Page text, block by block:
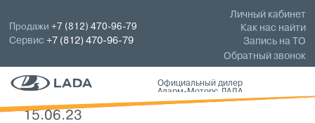
Личный кабинет
Как нас найти
Запись на ТО
Обратный звонок
Продажи+7 (812) 470-96-79
Сервис+7 (812) 470-96-79
Официальный дилер
Аларм-Моторс ЛАДА
15.06.23